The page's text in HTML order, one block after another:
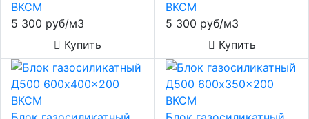
ВКСМ
5 300 руб/м3
Купить
ВКСМ
5 300 руб/м3
Купить